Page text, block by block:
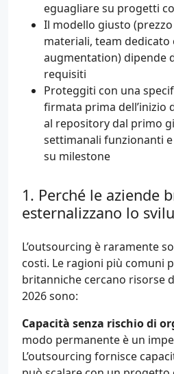
eguagliare su progetti
Il modello giusto
materiali, team dedicato
augmentation) dipende
requisiti
Proteggiti con una
firmata prima dell’inizio
al repository dal primo
settimanali funzionanti
su milestone
Perché le aziende
esternalizzano lo
L’outsourcing è raramente
costi. Le ragioni più comuni
britanniche cercano risorse
2026 sono:
Capacità senza rischio di
modo permanente è un
L’outsourcing fornisce